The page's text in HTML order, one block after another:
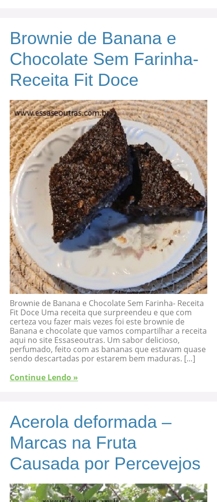
Brownie de Banana e
Chocolate Sem Farinha-
Receita Fit Doce
Brownie de Banana e Chocolate Sem Farinha- Receita
Fit Doce Uma receita que surpreendeu e que com
certeza vou fazer mais vezes foi este brownie de
Banana e chocolate que vamos compartilhar a receita
aqui no site Essaseoutras. Um sabor delicioso,
perfumado, feito com as bananas que estavam quase
sendo descartadas por estarem bem maduras. […]
Continue Lendo »
Acerola deformada –
Marcas na Fruta
Causada por Percevejos